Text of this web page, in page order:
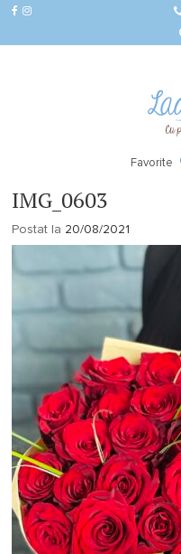
Favorite
IMG_0603
Postat la 20/08/2021